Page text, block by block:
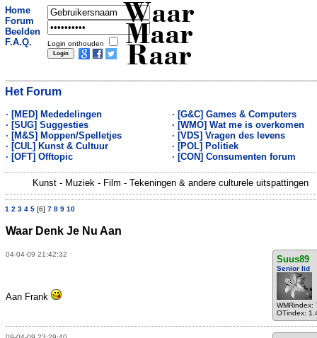
Home
Forum
Beelden
F.A.Q.
Login onthouden
Waar
Maar
Raar
Het Forum
· [MED] Mededelingen
· [SUG] Suggesties
· [M&S] Moppen/Spelletjes
· [CUL] Kunst & Cultuur
· [OFT] Offtopic
· [G&C] Games & Computers
· [WMO] Wat me is overkomen
· [VDS] Vragen des levens
· [POL] Politiek
· [CON] Consumenten forum
Kunst - Muziek - Film - Tekeningen & andere culturele uitspattingen
1 2 3 4 5 [6] 7 8 9 10
Waar Denk Je Nu Aan
04-04-09 21:42:32 Suus89
Senior lid
WMRindex:
OTindex:
Aan Frank